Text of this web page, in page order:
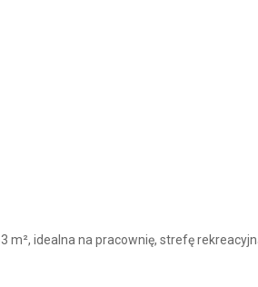
idealna na pracownię, strefę